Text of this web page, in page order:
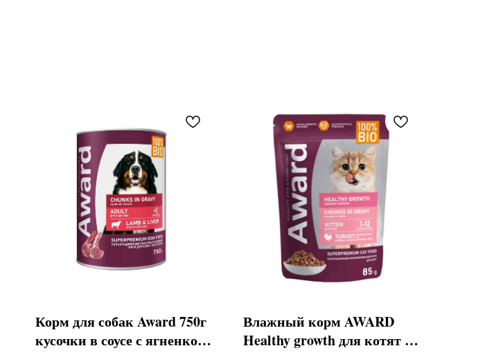
Корм для собак Award 750г
кусочки в соусе с ягненком
Влажный корм AWARD
Healthy growth для котят от